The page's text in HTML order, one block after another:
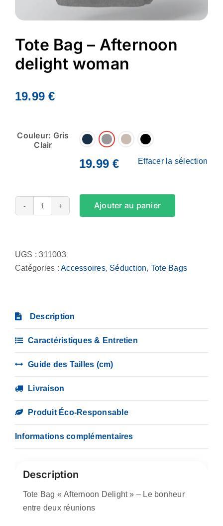
Tote Bag – Afternoon
delight woman
19.99€
Couleur: Gris
Clair
19.99€ Effacer la sélection
quantité
Bag
-
Ajouter au panier
UGS :311003
Catégories :Accessoires, Séduction, Tote Bags
Description
Caractéristiques & Entretien
Guide des Tailles (cm)
Livraison
Produit Éco-Responsable
Informations complémentaires
Description
Tote Bag « Afternoon Delight » – Le bonheur
entre deux réunions